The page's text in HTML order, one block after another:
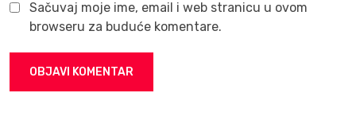
Sačuvaj moje ime, email i web stranicu u ovom
browseru za buduće komentare.